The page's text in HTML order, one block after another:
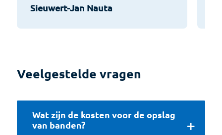
Sieuwert-Jan Nauta
Veelgestelde vragen
Wat zijn de kosten voor de opslag
van banden?